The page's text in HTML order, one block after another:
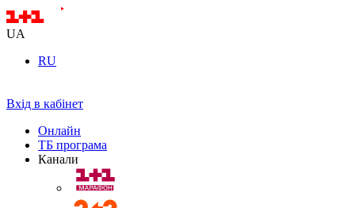
UA
RU
Вхід в кабінет
Онлайн
ТБ програма
Канали